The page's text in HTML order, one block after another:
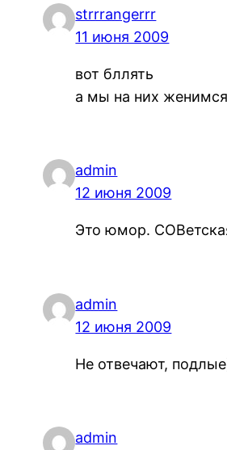
strrrangerrr
11 июня 2009
вот бллять
а мы на них
admin
12 июня 2009
Это юмор.
admin
12 июня 2009
Не отвечают,
admin